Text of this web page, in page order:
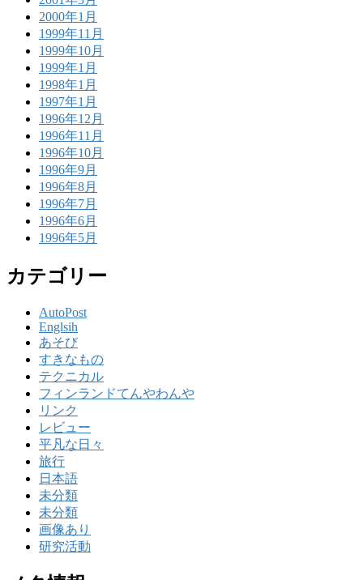
2000年1月
1999年11月
1999年10月
1999年1月
1998年1月
1997年1月
1996年12月
1996年11月
1996年10月
1996年9月
1996年8月
1996年7月
1996年6月
1996年5月
カテゴリー
AutoPost
Englsih
あそび
すきなもの
テクニカル
フィンランドてんやわんや
リンク
レビュー
平凡な日々
旅行
日本語
未分類
未分類
画像あり
研究活動